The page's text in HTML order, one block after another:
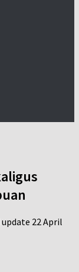
update 22 April